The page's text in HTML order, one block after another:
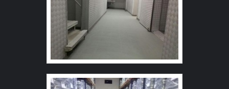
necessitam de flexibilidade e resistência a variações de
temperatura. Excelente estética, acabamento moderno e
uniforme. Boa resistência mecânica e química. Maior
flexibilidade que o epóxi (absorve melhor microfissuras
do substrato). Fácil limpeza e manutenção, superfície
que necessitam de conforto visual e acústico. Indústrias